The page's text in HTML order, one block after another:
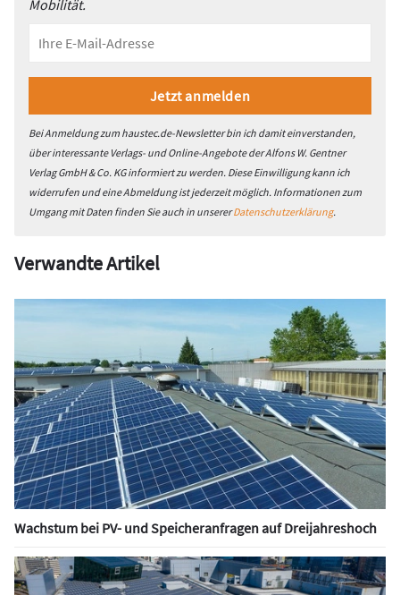
Mobilität.
Bei Anmeldung zum haustec.de-Newsletter bin ich damit einverstanden,
über interessante Verlags- und Online-Angebote der Alfons W. Gentner
Verlag GmbH & Co. KG informiert zu werden. Diese Einwilligung kann ich
widerrufen und eine Abmeldung ist jederzeit möglich. Informationen zum
Umgang mit Daten finden Sie auch in unsererDatenschutzerklärung.
Verwandte Artikel
Wachstum bei PV- und Speicheranfragen auf Dreijahreshoch